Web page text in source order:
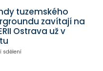
tuzemského
zavítají na
Ostrava už v
sdělení